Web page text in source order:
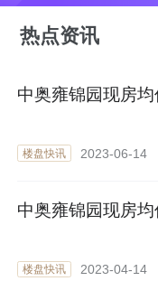
热点资讯
中奥雍锦园现房
楼盘快讯 2023-06-14
中奥雍锦园现房
楼盘快讯 2023-04-14